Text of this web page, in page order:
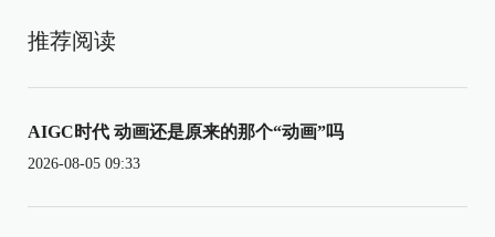
推荐阅读
AIGC时代 动画还是原来的那个“动画”吗
2026-08-05 09:33